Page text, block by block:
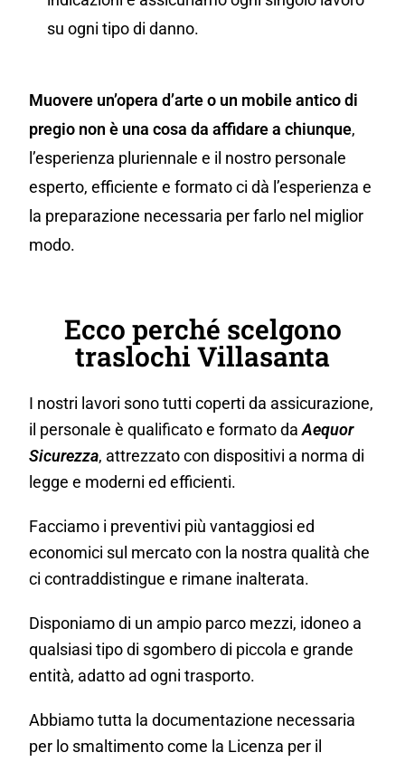
su ogni tipo di danno.
Muovere un’opera d’arte o un mobile antico di
pregio non è una cosa da affidare a chiunque,
l’esperienza pluriennale e il nostro personale
esperto, efficiente e formato ci dà l’esperienza e
la preparazione necessaria per farlo nel miglior
modo.
Ecco perché scelgono
traslochi Villasanta
I nostri lavori sono tutti coperti da assicurazione,
il personale è qualificato e formato daAequor
Sicurezza, attrezzato con dispositivi a norma di
legge e moderni ed efficienti.
Facciamo i preventivi più vantaggiosi ed
economici sul mercato con la nostra qualità che
ci contraddistingue e rimane inalterata.
Disponiamo di un ampio parco mezzi, idoneo a
qualsiasi tipo di sgombero di piccola e grande
entità, adatto ad ogni trasporto.
Abbiamo tutta la documentazione necessaria
per lo smaltimento come la Licenza per il